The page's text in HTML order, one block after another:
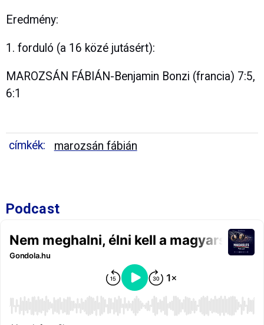
Eredmény:
1. forduló (a 16 közé jutásért):
MAROZSÁN FÁBIÁN-Benjamin Bonzi (francia) 7:5,
6:1
címkék: marozsán fábián
Podcast